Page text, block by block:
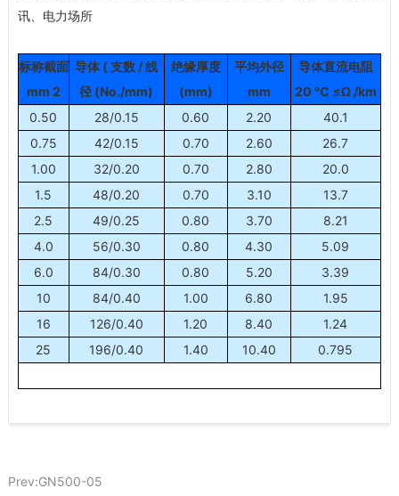
讯、电力场所
标称截面
mm 2
导体(支数 /线
径 (No./mm)
绝缘厚度
(mm)
平均外径
mm
导体直流电阻
20 ℃ ≤Ω /km
0.50
28/0.15 0.60 2.20
40.1
0.75
42/0.15 0.70 2.60
26.7
1.00
32/0.20 0.70 2.80
20.0
1.5
48/0.20 0.70 3.10
13.7
2.5
49/0.25 0.80 3.70
8.21
4.0
56/0.30 0.80 4.30
5.09
6.0
84/0.30 0.80 5.20
3.39
10
84/0.40 1.00 6.80
1.95
16
126/0.40 1.20 8.40
1.24
25
196/0.40 1.40 10.40 0.795
Prev:GN500-05